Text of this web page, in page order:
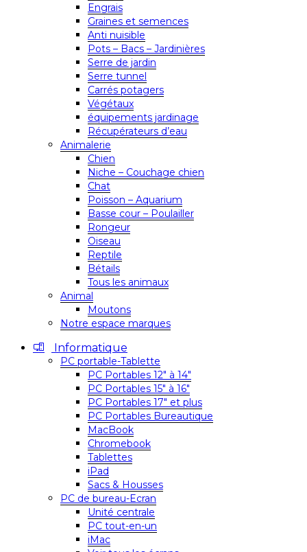
Engrais
Graines et semences
Anti nuisible
Pots – Bacs – Jardinières
Serre de jardin
Serre tunnel
Carrés potagers
Végétaux
équipements jardinage
Récupérateurs d’eau
Animalerie
Chien
Niche – Couchage chien
Chat
Poisson – Aquarium
Basse cour – Poulailler
Rongeur
Oiseau
Reptile
Bétails
Tous les animaux
Animal
Moutons
Notre espace marques
Informatique
PC portable-Tablette
PC Portables 12″ à 14″
PC Portables 15″ à 16″
PC Portables 17″ et plus
PC Portables Bureautique
MacBook
Chromebook
Tablettes
iPad
Sacs & Housses
PC de bureau-Ecran
Unité centrale
PC tout-en-un
iMac